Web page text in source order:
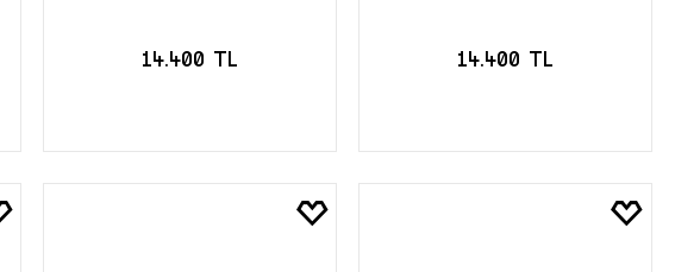
14.400 TL
SEPETE EKLE
14.400 TL
SEPETE EKLE